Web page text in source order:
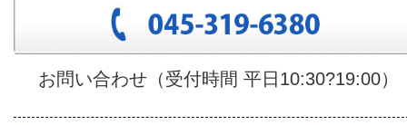
お問い合わせ（受付時間 平日10:30?19:00）